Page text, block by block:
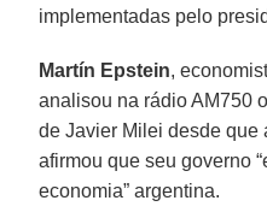
implementadas pelo
Martín Epstein,
analisou na rádio AM750
de Javier Milei desde que
afirmou que seu governo
economia” argentina.